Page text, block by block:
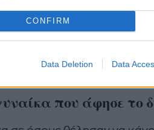
CONFIRM
Data Deletion Data
η μερακλου. Φωτισε
τιμη που μυρισα καποια
www.instagram.com/p/
που άφησε το